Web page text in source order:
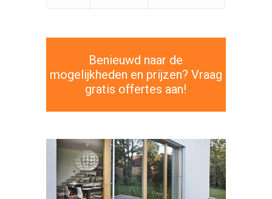
Benieuwd naar de
mogelijkheden en prijzen? Vraag
gratis offertes aan!